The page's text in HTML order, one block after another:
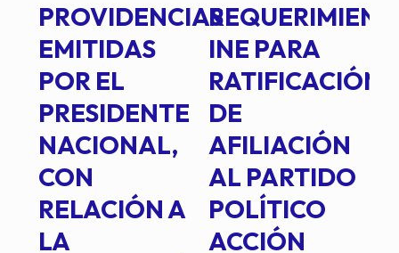
PROVIDENCIAS
EMITIDAS
POR EL
PRESIDENTE
NACIONAL,
CON
RELACIÓN A
LA
INE PARA
RATIFICACIÓN
DE
AFILIACIÓN
AL PARTIDO
POLÍTICO
ACCIÓN